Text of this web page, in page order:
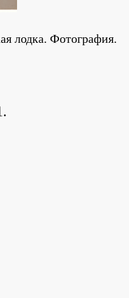
лодка. Фотография.